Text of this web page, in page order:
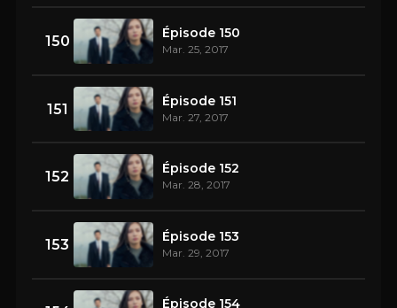
150 Épisode 150
Mar. 25, 2017
151 Épisode 151
Mar. 27, 2017
152 Épisode 152
Mar. 28, 2017
153 Épisode 153
Mar. 29, 2017
Épisode 154